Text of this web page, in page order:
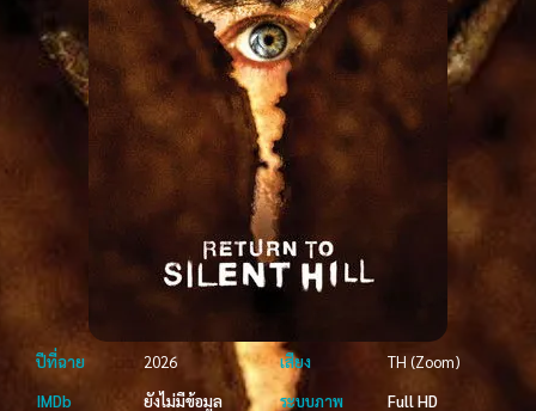
ปีที่ฉาย 2026 เสียง
TH (Zoom)
IMDb
ยังไม่มีข้อมูล ระบบภาพ
Full HD